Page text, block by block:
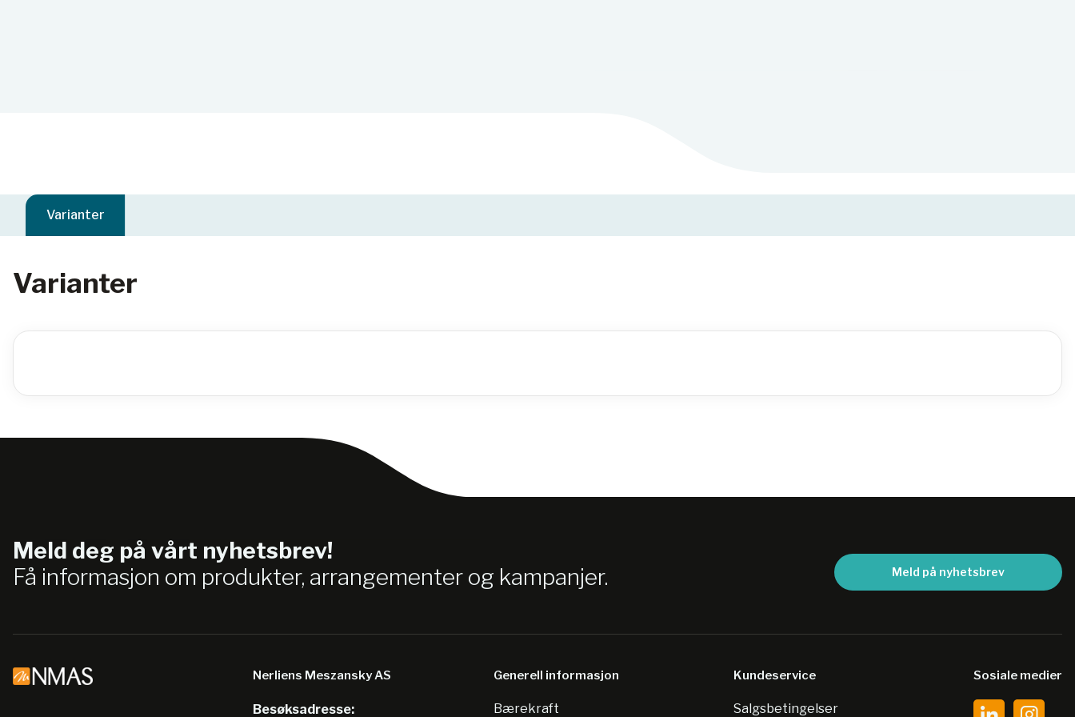
Varianter
Varianter
Meld deg på vårt nyhetsbrev!
Få informasjon om produkter, arrangementer og kampanjer.
Meld på nyhetsbrev
Nerliens Meszansky AS
Besøksadresse:
Generell informasjon
Bærekraft
Kundeservice
Salgsbetingelser
Sosiale medier